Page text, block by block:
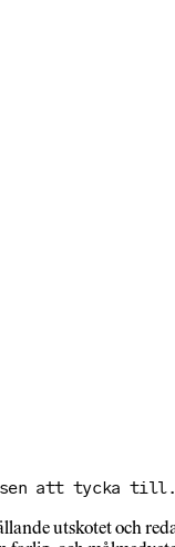
att tycka till.
utskotet och